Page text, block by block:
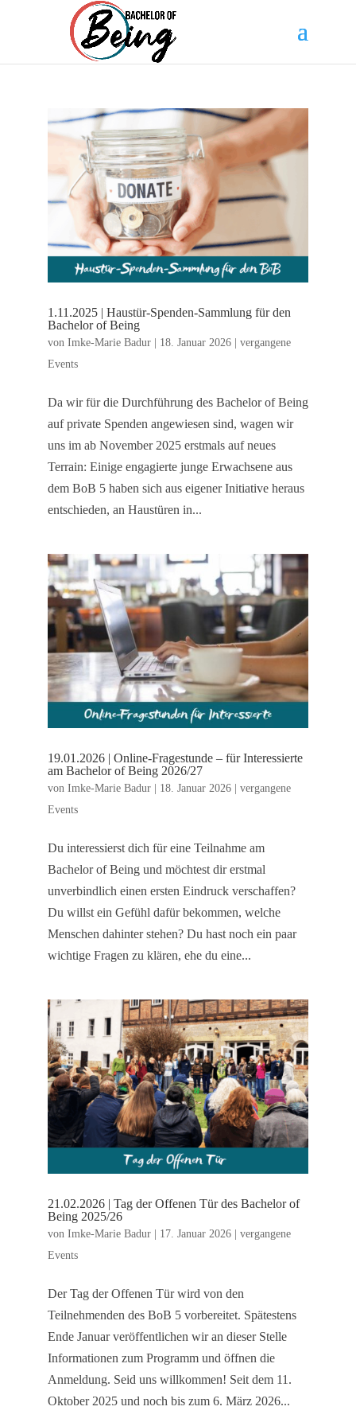
1.11.2025 | Haustür-Spenden-Sammlung für den
Bachelor of Being
von Imke-Marie Badur| 18. Januar 2026| vergangene
Events
Da wir für die Durchführung des Bachelor of Being
auf private Spenden angewiesen sind, wagen wir
uns im ab November 2025 erstmals auf neues
Terrain: Einige engagierte junge Erwachsene aus
dem BoB 5 haben sich aus eigener Initiative heraus
entschieden, an Haustüren in...
19.01.2026 | Online-Fragestunde – für Interessierte
am Bachelor of Being 2026/27
von Imke-Marie Badur| 18. Januar 2026| vergangene
Events
Du interessierst dich für eine Teilnahme am
Bachelor of Being und möchtest dir erstmal
unverbindlich einen ersten Eindruck verschaffen?
Du willst ein Gefühl dafür bekommen, welche
Menschen dahinter stehen? Du hast noch ein paar
wichtige Fragen zu klären, ehe du eine...
21.02.2026 | Tag der Offenen Tür des Bachelor of
Being 2025/26
von Imke-Marie Badur| 17. Januar 2026| vergangene
Events
Der Tag der Offenen Tür wird von den
Teilnehmenden des BoB 5 vorbereitet. Spätestens
Ende Januar veröffentlichen wir an dieser Stelle
Informationen zum Programm und öffnen die
Anmeldung. Seid uns willkommen! Seit dem 11.
Oktober 2025 und noch bis zum 6. März 2026...